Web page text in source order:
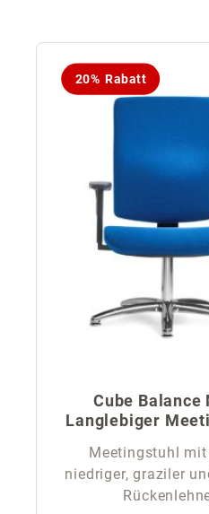
20% Rabatt
Cube Balance
Langlebiger
Meetingstuhl mit
niedriger, graziler